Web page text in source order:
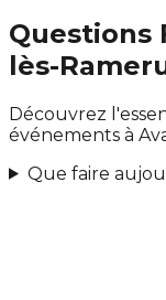
Questions
lès-
Découvrez
événements à
Que faire